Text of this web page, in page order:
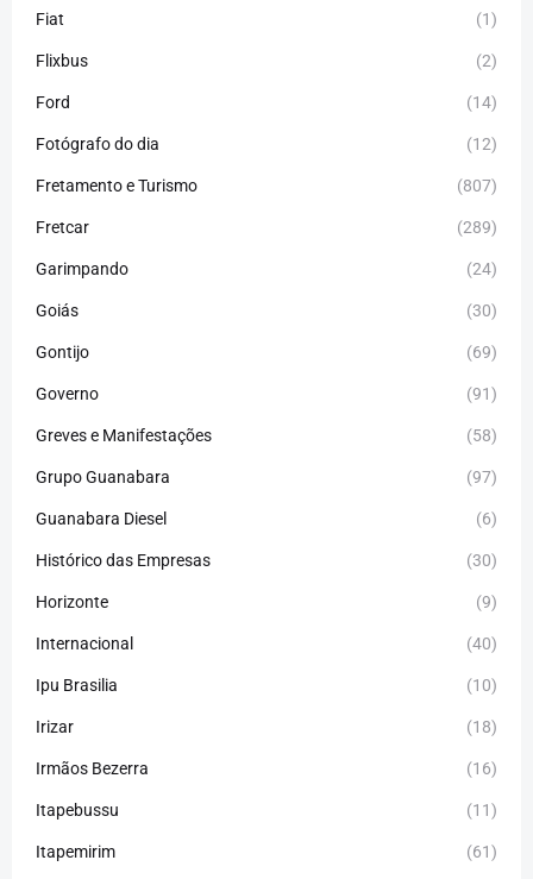
Fiat (1)
Flixbus (2)
Ford (14)
Fotógrafo do dia (12)
Fretamento e Turismo (807)
Fretcar (289)
Garimpando (24)
Goiás (30)
Gontijo (69)
Governo (91)
Greves e Manifestações (58)
Grupo Guanabara (97)
Guanabara Diesel (6)
Histórico das Empresas (30)
Horizonte (9)
Internacional (40)
Ipu Brasilia (10)
Irizar (18)
Irmãos Bezerra (16)
Itapebussu (11)
Itapemirim (61)